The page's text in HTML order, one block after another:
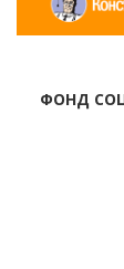
ФОНД